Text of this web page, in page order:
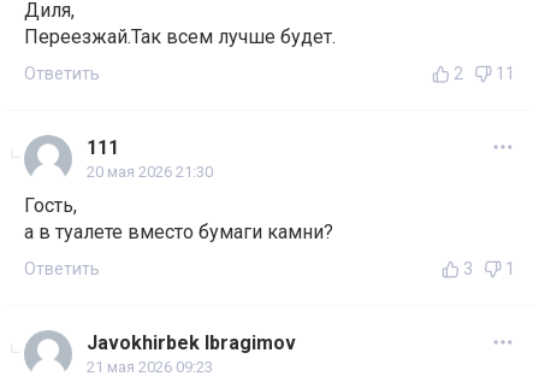
Диля,
Переезжай.Так всем лучше будет.
Ответить 2 11
111
20 мая 2026 21:30
Гость,
а в туалете вместо бумаги камни?
Ответить 3 1
Javokhirbek Ibragimov
21 мая 2026 09:23